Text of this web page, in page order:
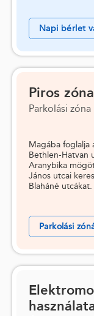
Napi bérlet
Piros zóna
Parkolási zóna
Magába foglalja
Bethlen-Hatvan
Aranybika
János utcai
Blaháné utcákat.
Parkolási